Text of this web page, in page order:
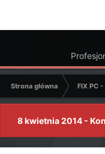
Strona główna FIX PC
8 kwietnia 2014 -